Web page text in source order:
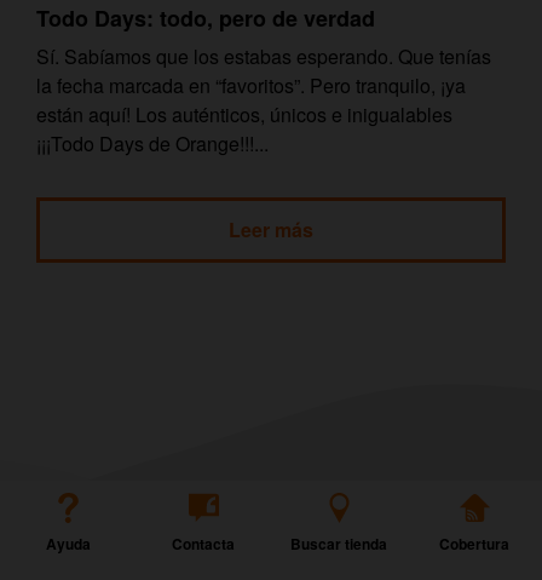
Todo Days: todo, pero de verdad
Sí. Sabíamos que los estabas esperando. Que tenías
la fecha marcada en “favoritos”. Pero tranquilo, ¡ya
están aquí! Los auténticos, únicos e inigualables
¡¡¡Todo Days de Orange!!!...
Leer más
Ayuda Contacta Buscar tienda Cobertura